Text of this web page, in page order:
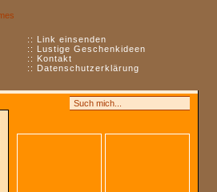
:: Link einsenden
:: Lustige Geschenkideen
:: Kontakt
:: Datenschutzerklärung